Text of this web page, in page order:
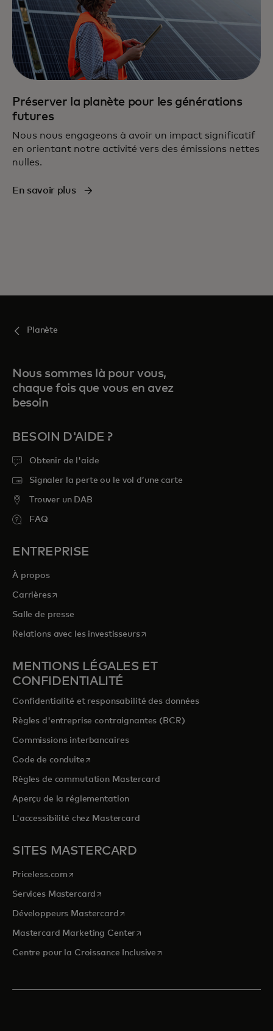
Préserver la planète pour les générations
futures
Nous nous engageons à avoir un impact significatif
en orientant notre activité vers des émissions nettes
nulles.
En savoir plus
Planète
Nous sommes là pour vous,
chaque fois que vous en avez
besoin
BESOIN D'AIDE ?
Obtenir de l'aide
Signaler la perte ou le vol d’une carte
Trouver un DAB
FAQ
ENTREPRISE
À propos
Carrièress’ouvre dans un nouvel onglet
Salle de presse
Relations avec les investisseurss’ouvre dans un nouvel onglet
MENTIONS LÉGALES ET
CONFIDENTIALITÉ
Confidentialité et responsabilité des données
Règles d'entreprise contraignantes (BCR)
Commissions interbancaires
Code de conduites’ouvre dans un nouvel onglet
Règles de commutation Mastercard
Aperçu de la réglementation
L'accessibilité chez Mastercard
SITES MASTERCARD
Priceless.com s’ouvre dans un nouvel onglet
Services Mastercard s’ouvre dans un nouvel onglet
Développeurs Mastercards’ouvre dans un nouvel onglet
Mastercard Marketing Centers’ouvre dans un nouvel onglet
Centre pour la Croissance Inclusive s’ouvre dans un nouvel